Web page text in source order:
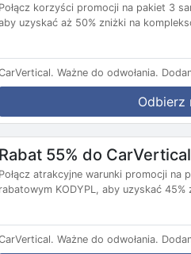
Połącz korzyści promocji na pakiet 3
uzyskać aż 50% zniżki na
Ważne do odwołania.
Odbierz
Rabat 55% do
Połącz atrakcyjne warunki promocji
rabatowym KODYPL, aby uzyskać
Ważne do odwołania.